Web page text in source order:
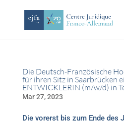
Die Deutsch-Französische
für ihren Sitz in Saarbrücken
ENTWICKLERIN (m/w/d) in
Mar 27, 2023
Die vorerst bis zum Ende des